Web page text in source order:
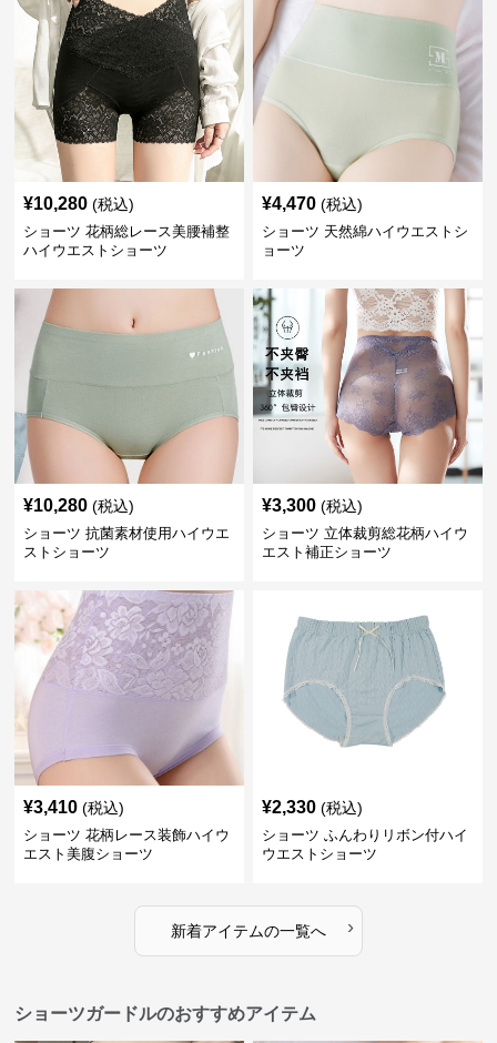
¥10,280 (税込)
ショーツ 花柄総レース美腰補整
ハイウエストショーツ
¥4,470 (税込)
ショーツ 天然綿ハイウエストシ
ョーツ
¥10,280 (税込)
ショーツ 抗菌素材使用ハイウエ
ストショーツ
¥3,300 (税込)
ショーツ 立体裁剪総花柄ハイウ
エスト補正ショーツ
¥3,410 (税込)
ショーツ 花柄レース装飾ハイウ
エスト美腹ショーツ
¥2,330 (税込)
ショーツ ふんわりリボン付ハイ
ウエストショーツ
新着アイテムの一覧へ ›
ショーツガードルのおすすめアイテム